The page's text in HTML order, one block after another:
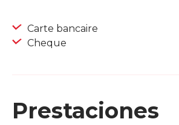
Carte bancaire
Cheque
Prestaciones